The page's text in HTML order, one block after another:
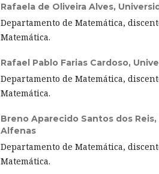
Rafaela de Oliveira Alves,
Departamento de Matemática,
Matemática.
Rafael Pablo Farias Cardoso,
Departamento de Matemática,
Matemática.
Breno Aparecido Santos dos Reis,
Alfenas
Departamento de Matemática,
Matemática.